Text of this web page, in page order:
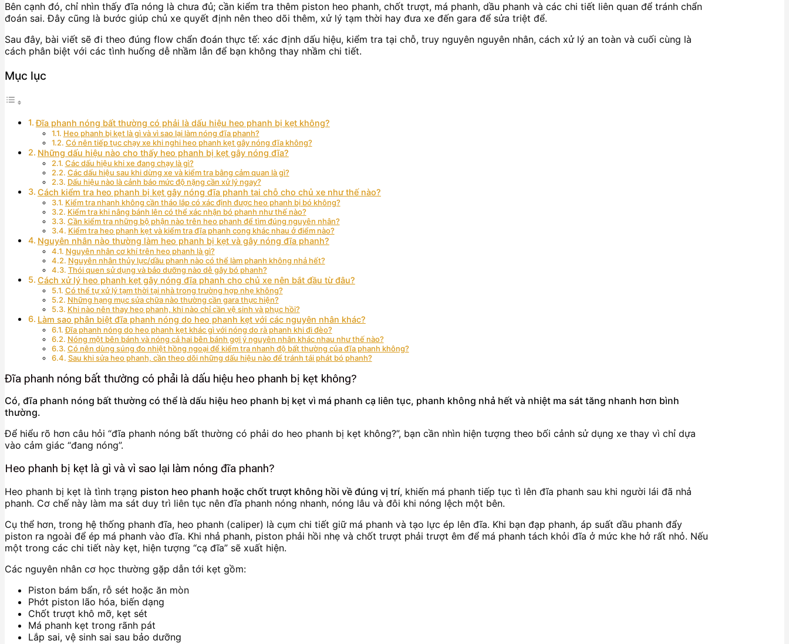
Bên cạnh đó, chỉ nhìn thấy đĩa nóng là chưa đủ; cần kiểm tra thêm piston heo phanh, chốt trượt, má phanh, dầu phanh và các chi tiết liên quan để tránh chẩn
đoán sai. Đây cũng là bước giúp chủ xe quyết định nên theo dõi thêm, xử lý tạm thời hay đưa xe đến gara để sửa triệt để.
Sau đây, bài viết sẽ đi theo đúng flow chẩn đoán thực tế: xác định dấu hiệu, kiểm tra tại chỗ, truy nguyên nguyên nhân, cách xử lý an toàn và cuối cùng là
cách phân biệt với các tình huống dễ nhầm lẫn để bạn không thay nhầm chi tiết.
Mục lục
Đĩa phanh nóng bất thường có phải là dấu hiệu heo phanh bị kẹt không?
Heo phanh bị kẹt là gì và vì sao lại làm nóng đĩa phanh?
Có nên tiếp tục chạy xe khi nghi heo phanh kẹt gây nóng đĩa không?
Những dấu hiệu nào cho thấy heo phanh bị kẹt gây nóng đĩa?
Các dấu hiệu khi xe đang chạy là gì?
Các dấu hiệu sau khi dừng xe và kiểm tra bằng cảm quan là gì?
Dấu hiệu nào là cảnh báo mức độ nặng cần xử lý ngay?
Cách kiểm tra heo phanh bị kẹt gây nóng đĩa phanh tại chỗ cho chủ xe như thế nào?
Kiểm tra nhanh không cần tháo lắp có xác định được heo phanh bị bó không?
Kiểm tra khi nâng bánh lên có thể xác nhận bó phanh như thế nào?
Cần kiểm tra những bộ phận nào trên heo phanh để tìm đúng nguyên nhân?
Kiểm tra heo phanh kẹt và kiểm tra đĩa phanh cong khác nhau ở điểm nào?
Nguyên nhân nào thường làm heo phanh bị kẹt và gây nóng đĩa phanh?
Nguyên nhân cơ khí trên heo phanh là gì?
Nguyên nhân thủy lực/dầu phanh nào có thể làm phanh không nhả hết?
Thói quen sử dụng và bảo dưỡng nào dễ gây bó phanh?
Cách xử lý heo phanh kẹt gây nóng đĩa phanh cho chủ xe nên bắt đầu từ đâu?
Có thể tự xử lý tạm thời tại nhà trong trường hợp nhẹ không?
Những hạng mục sửa chữa nào thường cần gara thực hiện?
Khi nào nên thay heo phanh, khi nào chỉ cần vệ sinh và phục hồi?
Làm sao phân biệt đĩa phanh nóng do heo phanh kẹt với các nguyên nhân khác?
Đĩa phanh nóng do heo phanh kẹt khác gì với nóng do rà phanh khi đi đèo?
Nóng một bên bánh và nóng cả hai bên bánh gợi ý nguyên nhân khác nhau như thế nào?
Có nên dùng súng đo nhiệt hồng ngoại để kiểm tra nhanh độ bất thường của đĩa phanh không?
Sau khi sửa heo phanh, cần theo dõi những dấu hiệu nào để tránh tái phát bó phanh?
Đĩa phanh nóng bất thường có phải là dấu hiệu heo phanh bị kẹt không?
Có, đĩa phanh nóng bất thường có thể là dấu hiệu heo phanh bị kẹt vì má phanh cạ liên tục, phanh không nhả hết và nhiệt ma sát tăng nhanh hơn bình
thường.
Để hiểu rõ hơn câu hỏi “đĩa phanh nóng bất thường có phải do heo phanh bị kẹt không?”, bạn cần nhìn hiện tượng theo bối cảnh sử dụng xe thay vì chỉ dựa
vào cảm giác “đang nóng”.
Heo phanh bị kẹt là gì và vì sao lại làm nóng đĩa phanh?
Heo phanh bị kẹt là tình trạng piston heo phanh hoặc chốt trượt không hồi về đúng vị trí, khiến má phanh tiếp tục tì lên đĩa phanh sau khi người lái đã nhả
phanh. Cơ chế này làm ma sát duy trì liên tục nên đĩa phanh nóng nhanh, nóng lâu và đôi khi nóng lệch một bên.
Cụ thể hơn, trong hệ thống phanh đĩa, heo phanh (caliper) là cụm chi tiết giữ má phanh và tạo lực ép lên đĩa. Khi bạn đạp phanh, áp suất dầu phanh đẩy
piston ra ngoài để ép má phanh vào đĩa. Khi nhả phanh, piston phải hồi nhẹ và chốt trượt phải trượt êm để má phanh tách khỏi đĩa ở mức khe hở rất nhỏ. Nếu
một trong các chi tiết này kẹt, hiện tượng “cạ đĩa” sẽ xuất hiện.
Các nguyên nhân cơ học thường gặp dẫn tới kẹt gồm:
Piston bám bẩn, rỗ sét hoặc ăn mòn
Phớt piston lão hóa, biến dạng
Chốt trượt khô mỡ, kẹt sét
Má phanh kẹt trong rãnh pát
Lắp sai, vệ sinh sai sau bảo dưỡng